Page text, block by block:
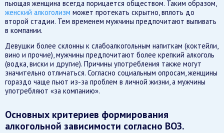
пьющая женщина всегда порицается обществом. Таким образом,
женский алкоголизм может протекать скрытно, вплоть до
второй стадии. Тем временем мужчины предпочитают выпивать
в компании.
Девушки более склонны к слабоалкогольным напиткам (коктейли,
вино и прочие), мужчины предпочитают более крепкий алкоголь
(водка, виски и другие). Причины употребления также могут
значительно отличаться. Согласно социальным опросам, женщины
гораздо чаще пьют из-за проблем в личной жизни, а мужчины
употребляют «за компанию».
Основных критериев формирования
алкогольной зависимости согласно ВОЗ.